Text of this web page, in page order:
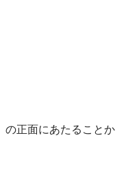
正面にあたることか